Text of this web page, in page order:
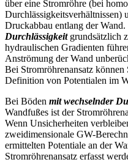
über eine Stromröhre (bei
Durchlässigkeitsverhältnissen)
Druckabbau entlang der Wand.
Durchlässigkeitgrundsätzlich
hydraulischen Gradienten
Anströmung der Wand
Bei Stromröhrenansatz können
Definition von Potentialen im
Bei Böden mit wechselnder
Wandfußes ist der
Wenn Unsicherheiten
zweidimensionale GW-
ermittelten Potentiale an der
Stromröhrenansatz erfasst